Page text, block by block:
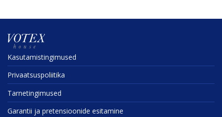
Kasuta­mis­tin­gi­mused
Privaat­sus­po­liitika
Tarne­tin­gi­mused
Garantii ja preten­sioonide esitamine